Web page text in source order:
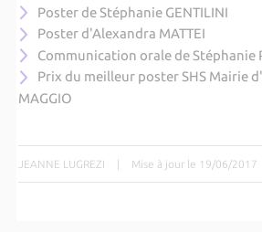
Poster de Stéphanie GENTILINI
Poster d'Alexandra MATTEI
Communication orale de Stéphanie
Prix du meilleur poster SHS Mairie
MAGGIO
JEANNE LUGREZI | Mise à jour le 19/06/2017